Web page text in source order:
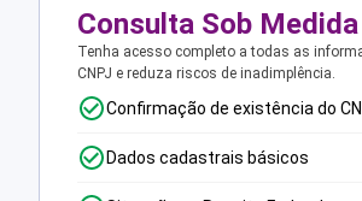
Consulta Sob Medida
Tenha acesso completo a todas as
CNPJ e reduza riscos de inadimplência.
Confirmação de existência do
Dados cadastrais básicos